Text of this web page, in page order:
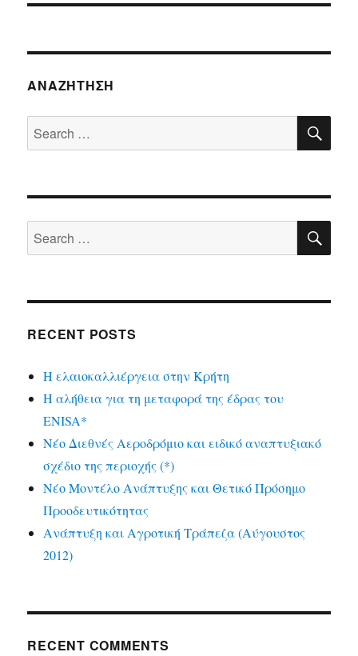
ΑΝΑΖΉΤΗΣΗ
Search
for:
Search
for:
RECENT POSTS
Η ελαιοκαλλιέργεια στην Κρήτη
Η αλήθεια για τη μεταφορά της έδρας του
ENISA*
Νέο Διεθνές Αεροδρόμιο και ειδικό αναπτυξιακό
σχέδιο της περιοχής (*)
Νέο Μοντέλο Ανάπτυξης και Θετικό Πρόσημο
Προοδευτικότητας
Ανάπτυξη και Αγροτική Τράπεζα (Αύγουστος
2012)
RECENT COMMENTS